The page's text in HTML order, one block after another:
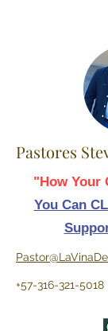
Pastores
"How Your
You Can
+57-316-321-5018